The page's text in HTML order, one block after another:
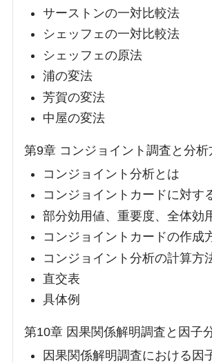
サーストンの一対比較法
シェッフェの一対比較法
シェッフェの原法
浦の変法
芳賀の変法
中屋の変法
第9章 コンジョイント調査と分析
コンジョイント分析とは
コンジョイントカードに対す
部分効用値、重要度、全体効
コンジョイントカードの作成
コンジョイント分析の計算方
直交表
具体例
第10章 因果関係解明調査と因子
因果関係解明調査における因